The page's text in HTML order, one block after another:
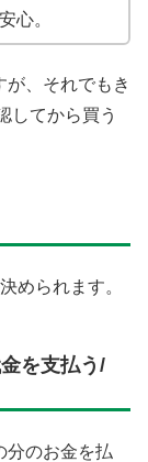
心。
、それでもき
してから買う
められます。
を支払う/
分のお金を払